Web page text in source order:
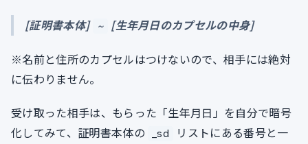
[証明書本体] ~ [生年月日のカプセルの中身]
※名前と住所のカプセルはつけないので、相手には絶対
に伝わりません。
受け取った相手は、もらった「生年月日」を自分で暗号
化してみて、証明書本体の
_sd
リストにある番号と一